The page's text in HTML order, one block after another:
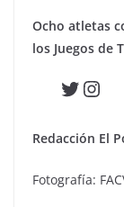
Ocho atletas
los Juegos de
Twitter
Redacción El
Fotografía: